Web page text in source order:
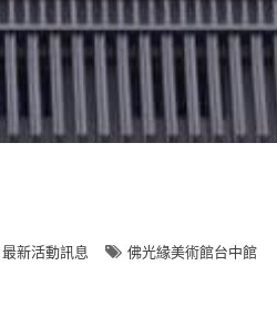
最新活動訊息 佛光緣美術館台中館